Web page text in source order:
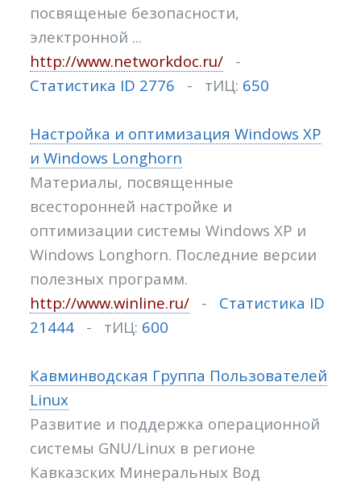
посвященые безопасности,
электронной ...
http://www.networkdoc.ru/ -
Статистика ID 2776 - тИЦ: 650
Настройка и оптимизация Windows XP
и Windows Longhorn
Материалы, посвященные
всесторонней настройке и
оптимизации системы Windows XP и
Windows Longhorn. Последние версии
полезных программ.
http://www.winline.ru/ - Статистика ID
21444 - тИЦ: 600
Кавминводская Группа Пользователей
Linux
Развитие и поддержка операционной
системы GNU/Linux в регионе
Кавказских Минеральных Вод